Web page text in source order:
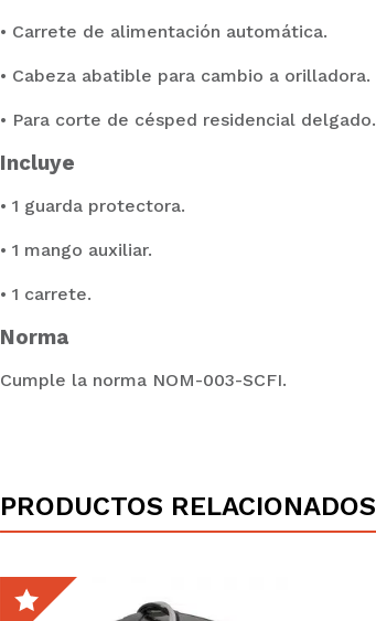
• Carrete de alimentación automática.
• Cabeza abatible para cambio a orilladora.
• Para corte de césped residencial delgado.
Incluye
• 1 guarda protectora.
• 1 mango auxiliar.
• 1 carrete.
Norma
Cumple la norma NOM-003-SCFI.
PRODUCTOS RELACIONADOS